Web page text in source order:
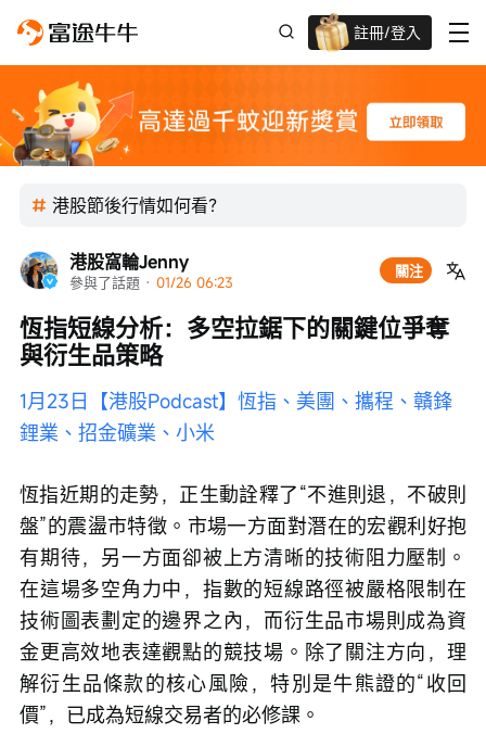
註冊/登入
港股節後行情如何看？
港股窩輪Jenny
參與了話題 · 01/26 06:23
關注
恆指短線分析：多空拉鋸下的關鍵位爭奪
與衍生品策略
1月23日【港股Podcast】恆指、美團、攜程、贛鋒
鋰業、招金礦業、小米
恆指近期的走勢，正生動詮釋了“不進則退，不破則
盤”的震盪市特徵。市場一方面對潛在的宏觀利好抱
有期待，另一方面卻被上方清晰的技術阻力壓制。
在這場多空角力中，指數的短線路徑被嚴格限制在
技術圖表劃定的邊界之內，而衍生品市場則成為資
金更高效地表達觀點的競技場。除了關注方向，理
解衍生品條款的核心風險，特別是牛熊證的“收回
價”，已成為短線交易者的必修課。